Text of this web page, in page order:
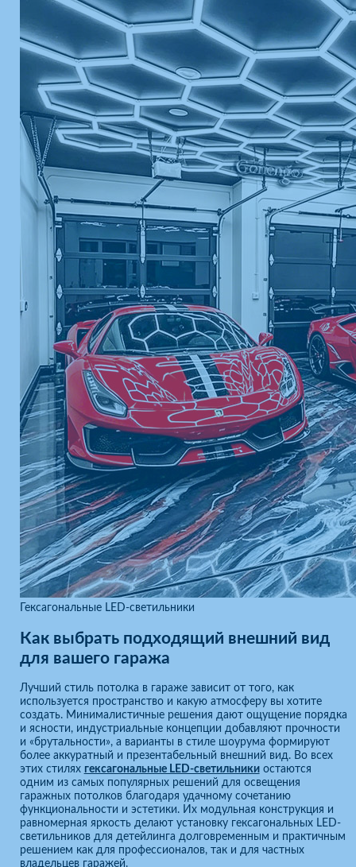
Гексагональные LED-светильники
Как выбрать подходящий внешний вид
для вашего гаража
Лучший стиль потолка в гараже зависит от того, как
используется пространство и какую атмосферу вы хотите
создать. Минималистичные решения дают ощущение порядка
и ясности, индустриальные концепции добавляют прочности
и «брутальности», а варианты в стиле шоурума формируют
более аккуратный и презентабельный внешний вид. Во всех
этих стилях гексагональные LED-светильникиостаются
одним из самых популярных решений для освещения
гаражных потолков благодаря удачному сочетанию
функциональности и эстетики. Их модульная конструкция и
равномерная яркость делают установку гексагональных LED-
светильников для детейлинга долговременным и практичным
решением как для профессионалов, так и для частных
владельцев гаражей.